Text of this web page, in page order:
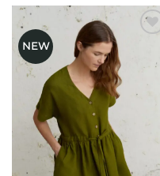
NEW
Mėgstamiausias